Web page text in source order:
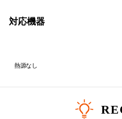
対応機器
熱源なし